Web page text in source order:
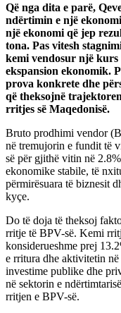
Që nga dita e parë,
ndërtimin e një
një ekonomi që jep
tona. Pas vitesh
kemi vendosur një
ekspansion ekonomik.
prova konkrete dhe
që theksojnë
rritjes së Maqedonisë.
Bruto prodhimi vendor
në tremujorin e fundit të
së për gjithë vitin në
ekonomike stabile, të
përmirësuara të biznesit
kyçe.
Do të doja të theksoj
rritje të BPV-së. Kemi
konsiderueshme prej
e rritura dhe aktivitetin
investime publike dhe
në sektorin e
rritjen e BPV-së.